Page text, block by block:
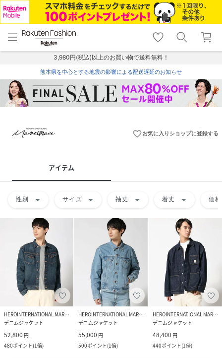
menu home
トップ
shopping_cart lock_outline
ログイン
3,980円(税込)以上のお買い物で送料無料！
熊本県を中心とする地震の影響による配送遅延のお知らせ
favorite_borderお気に入りショップに登録する
アイテム
性別 arrow_drop_down サイズ arrow_drop_down 袖丈 arrow_drop_down 着丈 arrow_drop_down 価格
HEROINTERNATIONAL MARKET PLACE
デニムジャケット
52,800 円
480ポイント(1倍)
HEROINTERNATIONAL MARKET PLACE
デニムジャケット
55,000 円
500ポイント(1倍)
HEROINTERNATIONAL MARKET PLACE
デニムジャケット
48,400 円
440ポイント(1倍)